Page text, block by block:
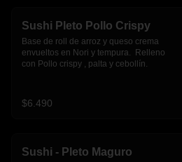
Sushi Pleto Pollo Crispy
Base de roll de arroz y queso crema
envueltos en Nori y tempura.  Relleno
con Pollo crispy , palta y cebollín.
$6.490
Sushi - Pleto Maguro